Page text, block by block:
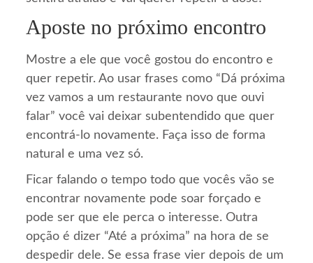
Aposte no próximo encontro
Mostre a ele que você gostou do encontro e
quer repetir. Ao usar frases como “Dá próxima
vez vamos a um restaurante novo que ouvi
falar” você vai deixar subentendido que quer
encontrá-lo novamente. Faça isso de forma
natural e uma vez só.
Ficar falando o tempo todo que vocês vão se
encontrar novamente pode soar forçado e
pode ser que ele perca o interesse. Outra
opção é dizer “Até a próxima” na hora de se
despedir dele. Se essa frase vier depois de um